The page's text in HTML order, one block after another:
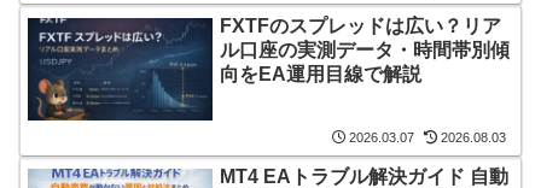
FXTFのスプレッドは広い？リア
ル口座の実測データ・時間帯別傾
向をEA運用目線で解説
2026.03.07 2026.08.03
MT4 EAトラブル解決ガイド 自動